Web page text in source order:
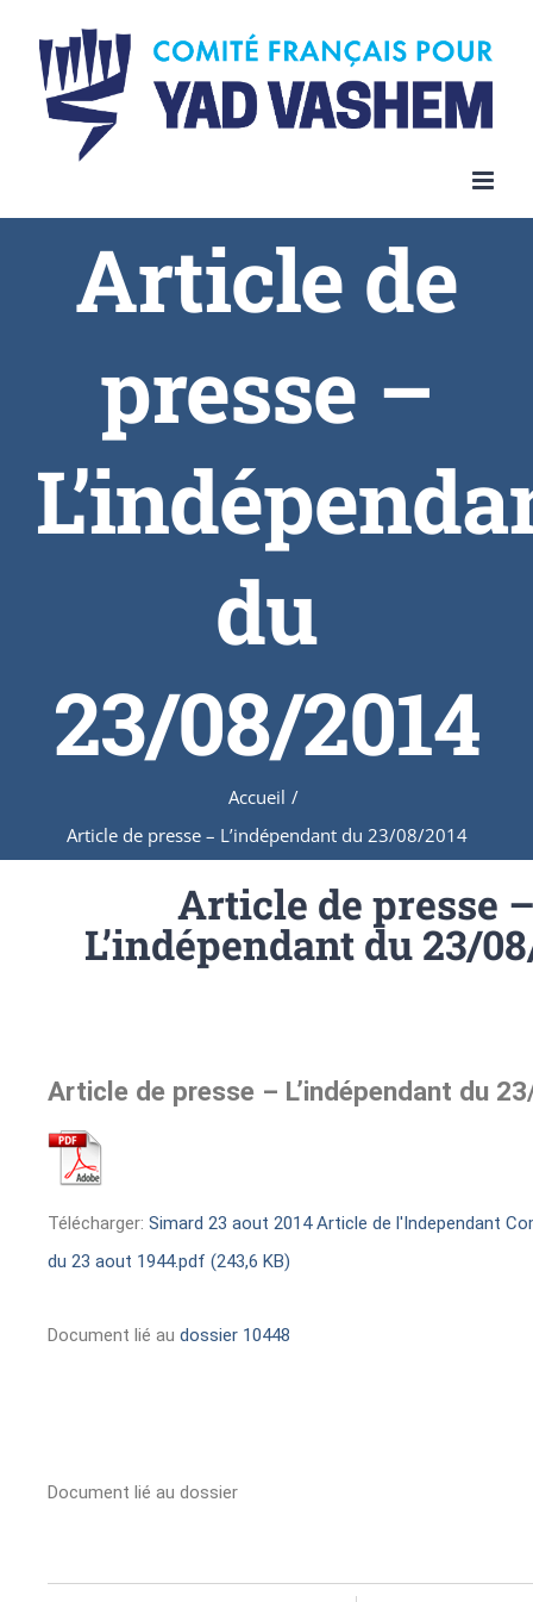
Article de
presse –
du
23/08/2014
Accueil /
Article de presse – L’indépendant du 23/08/2014
Article de presse
L’indépendant du 23/
Article de presse – L’indépendant du
Télécharger: Simard 23 aout 2014 Article de l'Independant
du 23 aout 1944.pdf (243,6 KB)
Document lié au dossier 10448
Document lié au dossier